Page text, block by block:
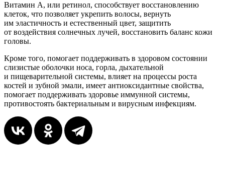
Витамин А, или ретинол, способствует восстановлению
клеток, что позволяет укрепить волосы, вернуть
им эластичность и естественный цвет, защитить
от воздействия солнечных лучей, восстановить баланс кожи
головы.
Кроме того, помогает поддерживать в здоровом состоянии
слизистые оболочки носа, горла, дыхательной
и пищеварительной системы, влияет на процессы роста
костей и зубной эмали, имеет антиоксидантные свойства,
помогает поддерживать здоровье иммунной системы,
противостоять бактериальным и вирусным инфекциям.